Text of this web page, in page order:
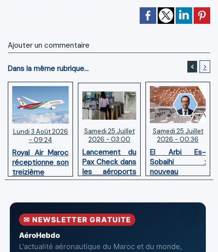
Ajouter un commentaire
Dans la même rubrique... < >
Lundi 3 Août 2026
- 09:24
Royal Air Maroc
réceptionne son
treizième
Boeing 787
Samedi 25 Juillet
2026 - 03:00
Lancement du
Pax Check dans
les aéroports
du Maroc
Samedi 25 Juillet
2026 - 00:36
El Arbi Es-
Sobaihi :
nouveau
directeur à la
l’Aéroport
Mohammed V
✉ NEWSLETTER GRATUITE
AéroHebdo
L'actualité aéronautique du Maroc et du monde,